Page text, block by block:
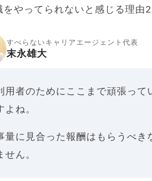
をやってられないと感じる理由
すべらないキャリアエージェント代表
末永雄大
用者のためにここまで頑張っ
よね。
量に見合った報酬はもらうべき
せん。